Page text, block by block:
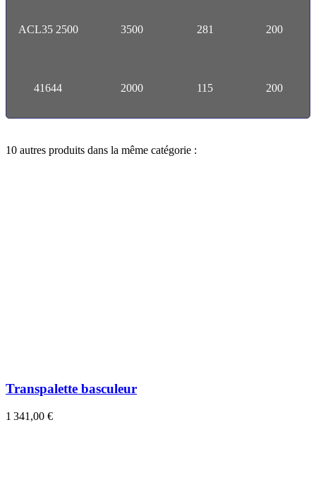
ACL35 2500 3500 281 200
41644 2000 115 200
10 autres produits dans la même catégorie :
Transpalette basculeur
1 341,00 €